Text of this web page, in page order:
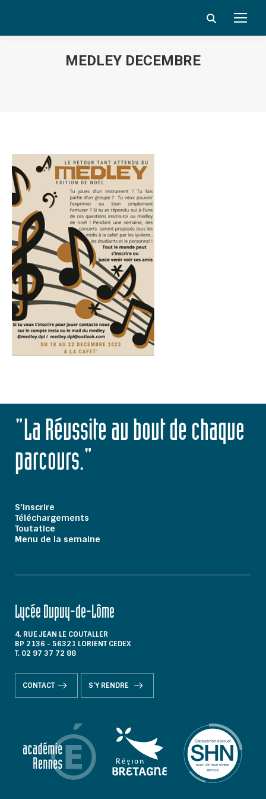
Search:
MEDLEY DECEMBRE
"La Réussite au bout de chaque
parcours."
S'inscrire
Téléchargements
Toutatice
Menu de la semaine
Lycée Dupuy-de-Lôme
4, RUE JEAN LE COUTALLER
BP 2136 - 56321 LORIENT CEDEX
T. 02 97 37 72 88
CONTACT S'Y RENDRE